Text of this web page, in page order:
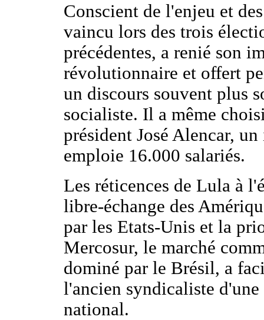
Conscient de l'enjeu et
vaincu lors des trois
précédentes, a renié son
révolutionnaire et offert
un discours souvent plus
socialiste. Il a même
président José Alencar,
emploie 16.000 salariés.
Les réticences de Lula à
libre-échange des
par les Etats-Unis et la
Mercosur, le marché
dominé par le Brésil, a
l'ancien syndicaliste
national.